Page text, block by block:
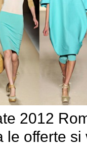
2012
le offerte si